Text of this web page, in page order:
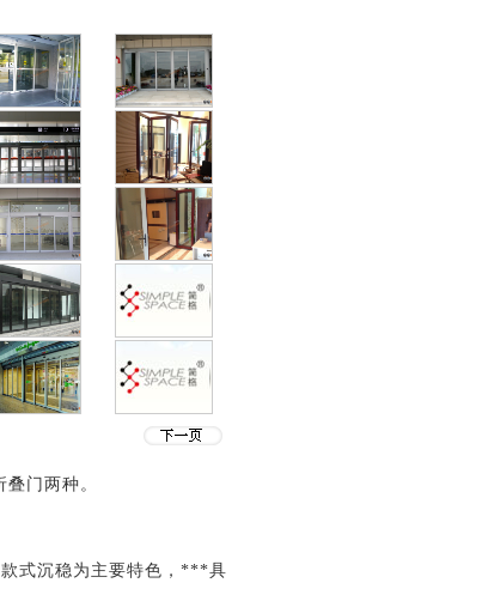
门两种。
式沉稳为主要特色，***具